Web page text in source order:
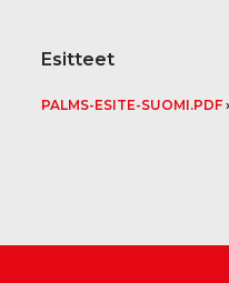
Esitteet
PALMS-ESITE-SUOMI.PDF